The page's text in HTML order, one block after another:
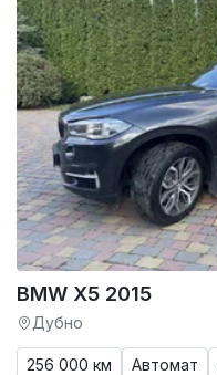
BMW X5 2015
Дубно
256 000 км Автомат